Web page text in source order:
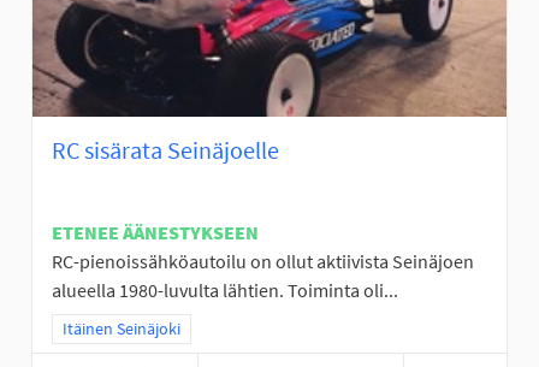
RC sisärata Seinäjoelle
ETENEE ÄÄNESTYKSEEN
RC-pienoissähköautoilu on ollut aktiivista Seinäjoen
alueella 1980-luvulta lähtien. Toiminta oli...
Rajaa tulokset teeman mukaan: Itäinen Seinäjoki
Itäinen Seinäjoki